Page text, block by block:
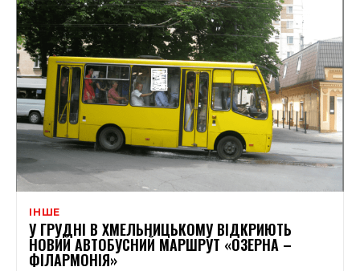
ІНШЕ
У ГРУДНІ В ХМЕЛЬНИЦЬКОМУ ВІДКРИЮТЬ
НОВИЙ АВТОБУСНИЙ МАРШРУТ «ОЗЕРНА –
ФІЛАРМОНІЯ»